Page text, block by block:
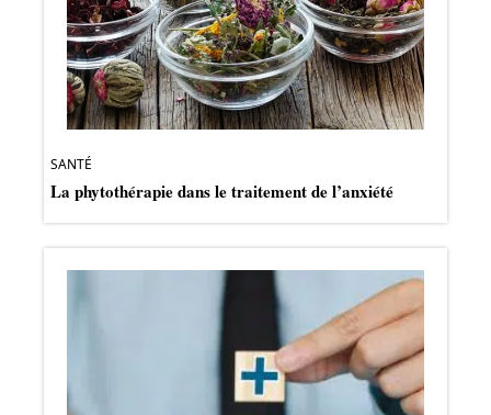
SANTÉ
La phytothérapie dans le traitement de l’anxiété